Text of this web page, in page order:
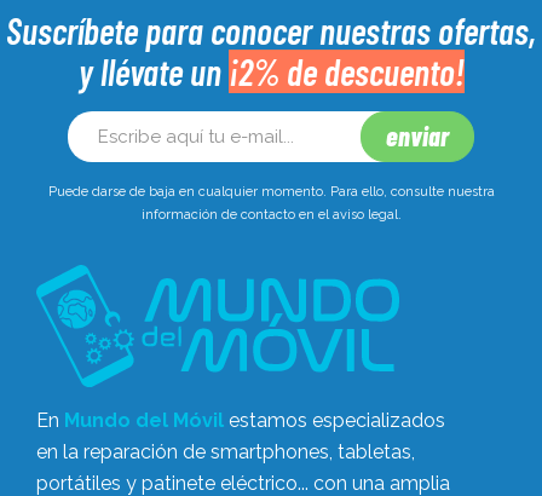
Suscríbete para conocer nuestras ofertas,
y llévate un ¡2% de descuento!
Puede darse de baja en cualquier momento. Para ello, consulte nuestra
información de contacto en el aviso legal.
En Mundo del Móvil estamos especializados
en la reparación de smartphones, tabletas,
portátiles y patinete eléctrico... con una amplia